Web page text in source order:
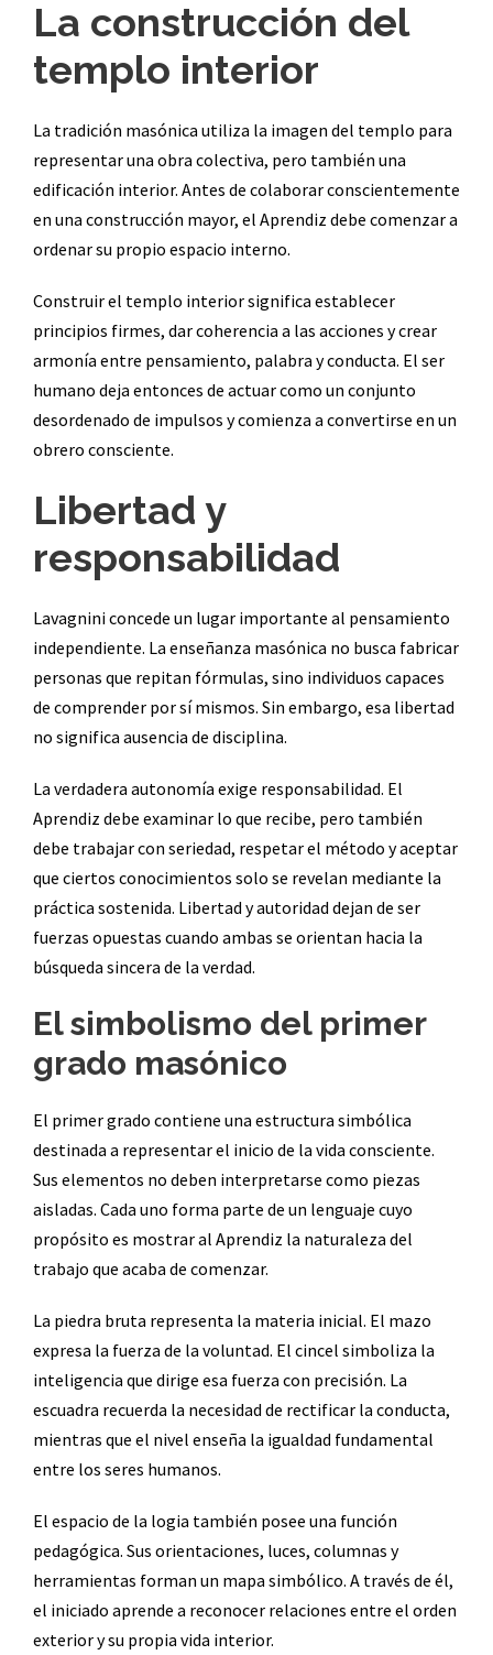
La construcción del
templo interior
La tradición masónica utiliza la imagen del templo para
representar una obra colectiva, pero también una
edificación interior. Antes de colaborar conscientemente
en una construcción mayor, el Aprendiz debe comenzar a
ordenar su propio espacio interno.
Construir el templo interior significa establecer
principios firmes, dar coherencia a las acciones y crear
armonía entre pensamiento, palabra y conducta. El ser
humano deja entonces de actuar como un conjunto
desordenado de impulsos y comienza a convertirse en un
obrero consciente.
Libertad y
responsabilidad
Lavagnini concede un lugar importante al pensamiento
independiente. La enseñanza masónica no busca fabricar
personas que repitan fórmulas, sino individuos capaces
de comprender por sí mismos. Sin embargo, esa libertad
no significa ausencia de disciplina.
La verdadera autonomía exige responsabilidad. El
Aprendiz debe examinar lo que recibe, pero también
debe trabajar con seriedad, respetar el método y aceptar
que ciertos conocimientos solo se revelan mediante la
práctica sostenida. Libertad y autoridad dejan de ser
fuerzas opuestas cuando ambas se orientan hacia la
búsqueda sincera de la verdad.
El simbolismo del primer
grado masónico
El primer grado contiene una estructura simbólica
destinada a representar el inicio de la vida consciente.
Sus elementos no deben interpretarse como piezas
aisladas. Cada uno forma parte de un lenguaje cuyo
propósito es mostrar al Aprendiz la naturaleza del
trabajo que acaba de comenzar.
La piedra bruta representa la materia inicial. El mazo
expresa la fuerza de la voluntad. El cincel simboliza la
inteligencia que dirige esa fuerza con precisión. La
escuadra recuerda la necesidad de rectificar la conducta,
mientras que el nivel enseña la igualdad fundamental
entre los seres humanos.
El espacio de la logia también posee una función
pedagógica. Sus orientaciones, luces, columnas y
herramientas forman un mapa simbólico. A través de él,
el iniciado aprende a reconocer relaciones entre el orden
exterior y su propia vida interior.